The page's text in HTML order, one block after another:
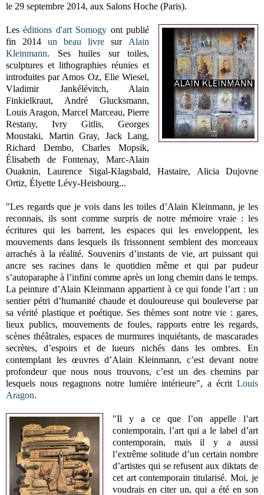
le 29 septembre 2014, aux Salons Hoche (Paris).
Leséditions d'art Somogy ont publié
fin 2014un beau livre sur Alain
Kleinmann. Ses huiles sur toiles,
sculptures et lithographies réunies et
introduites par Amos Oz, Elie Wiesel,
Vladimir Jankélévitch, Alain
Finkielkraut, André Glucksmann,
Louis Aragon, Marcel Marceau, Pierre
Restany, Ivry Gitlis, Georges
Moustaki, Martin Gray, Jack Lang,
Richard Dembo, Charles Mopsik,
Élisabeth de Fontenay, Marc-Alain
Ouaknin, Laurence Sigal-Klagsbald, Hastaire, Alicia Dujovne
Ortiz, Élyette Lévy-Heisbourg...
"Les regards que je vois dans les toiles d’Alain Kleinmann, je les
reconnais, ils sont comme surpris de notre mémoire vraie : les
écritures qui les barrent, les espaces qui les enveloppent, les
mouvements dans lesquels ils frissonnent semblent des morceaux
arrachés à la réalité. Souvenirs d’instants de vie, art puissant qui
ancre ses racines dans le quotidien même et qui par pudeur
s’autoparaphe à l’infini comme après un long chemin dans le temps.
La peinture d’Alain Kleinmann appartient à ce qui fonde l’art : un
sentier pétri d’humanité chaude et douloureuse qui bouleverse par
sa vérité plastique et poétique. Ses thèmes sont notre vie : gares,
lieux publics, mouvements de foules, rapports entre les regards,
scènes théâtrales, espaces de murmures inquiétants, de mascarades
secrètes, d’espoirs et de lueurs nichés dans les ombres. En
contemplant les œuvres d’Alain Kleinmann, c’est devant notre
profondeur que nous nous trouvons, c’est un des chemins par
lesquels nous regagnons notre lumière intérieure", a écrit Louis
Aragon.
"Il y a ce que l’on appelle l’art
contemporain, l’art qui a le label d’art
contemporain, mais il y a aussi
l’extrême solitude d’un certain nombre
d’artistes qui se refusent aux diktats de
cet art contemporain titularisé. Moi, je
voudrais en citer un, qui a été en son